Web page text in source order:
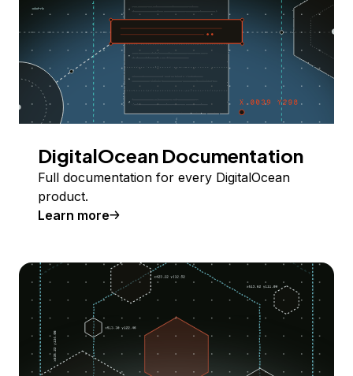
DigitalOcean Documentation
Full documentation for every DigitalOcean
product.
Learn more